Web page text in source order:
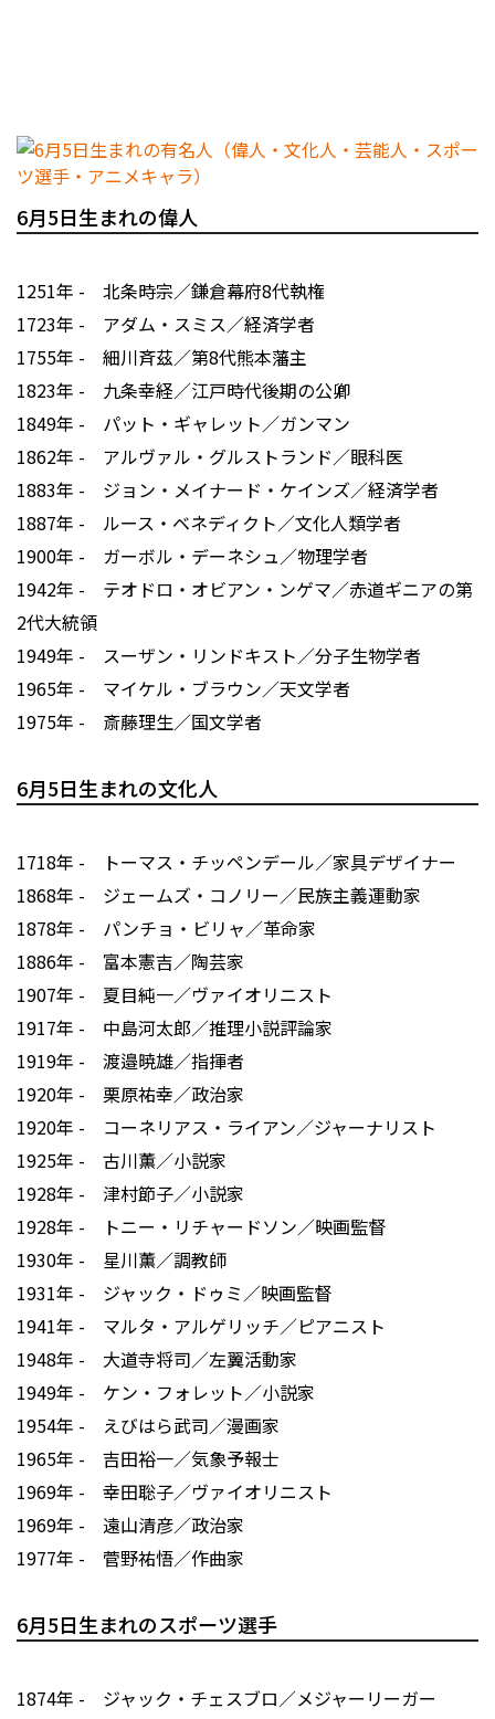
6月5日生まれの偉人
1251年 - 北条時宗／鎌倉幕府8代執権
1723年 - アダム・スミス／経済学者
1755年 - 細川斉茲／第8代熊本藩主
1823年 - 九条幸経／江戸時代後期の公卿
1849年 - パット・ギャレット／ガンマン
1862年 - アルヴァル・グルストランド／眼科医
1883年 - ジョン・メイナード・ケインズ／経済学者
1887年 - ルース・ベネディクト／文化人類学者
1900年 - ガーボル・デーネシュ／物理学者
1942年 - テオドロ・オビアン・ンゲマ／赤道ギニアの第
2代大統領
1949年 - スーザン・リンドキスト／分子生物学者
1965年 - マイケル・ブラウン／天文学者
1975年 - 斎藤理生／国文学者
6月5日生まれの文化人
1718年 - トーマス・チッペンデール／家具デザイナー
1868年 - ジェームズ・コノリー／民族主義運動家
1878年 - パンチョ・ビリャ／革命家
1886年 - 富本憲吉／陶芸家
1907年 - 夏目純一／ヴァイオリニスト
1917年 - 中島河太郎／推理小説評論家
1919年 - 渡邉暁雄／指揮者
1920年 - 栗原祐幸／政治家
1920年 - コーネリアス・ライアン／ジャーナリスト
1925年 - 古川薫／小説家
1928年 - 津村節子／小説家
1928年 - トニー・リチャードソン／映画監督
1930年 - 星川薫／調教師
1931年 - ジャック・ドゥミ／映画監督
1941年 - マルタ・アルゲリッチ／ピアニスト
1948年 - 大道寺将司／左翼活動家
1949年 - ケン・フォレット／小説家
1954年 - えびはら武司／漫画家
1965年 - 吉田裕一／気象予報士
1969年 - 幸田聡子／ヴァイオリニスト
1969年 - 遠山清彦／政治家
1977年 - 菅野祐悟／作曲家
6月5日生まれのスポーツ選手
1874年 - ジャック・チェスブロ／メジャーリーガー